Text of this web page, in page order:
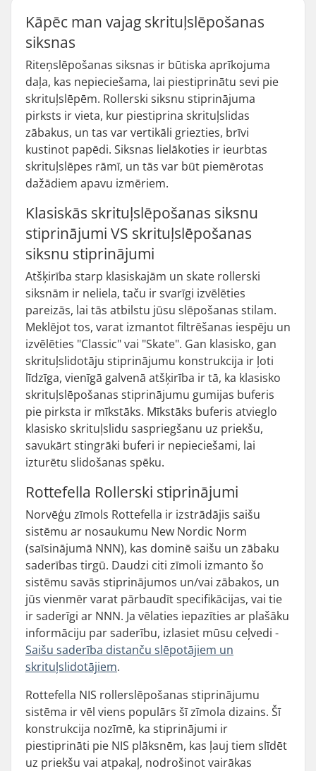
Kāpēc man vajag skrituļslēpošanas
siksnas
Riteņslēpošanas siksnas ir būtiska aprīkojuma
daļa, kas nepieciešama, lai piestiprinātu sevi pie
skrituļslēpēm. Rollerski siksnu stiprinājuma
pirksts ir vieta, kur piestiprina skrituļslidas
zābakus, un tas var vertikāli griezties, brīvi
kustinot papēdi. Siksnas lielākoties ir ieurbtas
skrituļslēpes rāmī, un tās var būt piemērotas
dažādiem apavu izmēriem.
Klasiskās skrituļslēpošanas siksnu
stiprinājumi VS skrituļslēpošanas
siksnu stiprinājumi
Atšķirība starp klasiskajām un skate rollerski
siksnām ir neliela, taču ir svarīgi izvēlēties
pareizās, lai tās atbilstu jūsu slēpošanas stilam.
Meklējot tos, varat izmantot filtrēšanas iespēju un
izvēlēties "Classic" vai "Skate". Gan klasisko, gan
skrituļslidotāju stiprinājumu konstrukcija ir ļoti
līdzīga, vienīgā galvenā atšķirība ir tā, ka klasisko
skrituļslēpošanas stiprinājumu gumijas buferis
pie pirksta ir mīkstāks. Mīkstāks buferis atvieglo
klasisko skrituļslidu saspriegšanu uz priekšu,
savukārt stingrāki buferi ir nepieciešami, lai
izturētu slidošanas spēku.
Rottefella Rollerski stiprinājumi
Norvēģu zīmols Rottefella ir izstrādājis saišu
sistēmu ar nosaukumu New Nordic Norm
(saīsinājumā NNN), kas dominē saišu un zābaku
saderības tirgū. Daudzi citi zīmoli izmanto šo
sistēmu savās stiprinājumos un/vai zābakos, un
jūs vienmēr varat pārbaudīt specifikācijas, vai tie
ir saderīgi ar NNN. Ja vēlaties iepazīties ar plašāku
informāciju par saderību, izlasiet mūsu ceļvedi -
Saišu saderība distanču slēpotājiem un
skrituļslidotājiem.
Rottefella NIS rollerslēpošanas stiprinājumu
sistēma ir vēl viens populārs šī zīmola dizains. Šī
konstrukcija nozīmē, ka stiprinājumi ir
piestiprināti pie NIS plāksnēm, kas ļauj tiem slīdēt
uz priekšu vai atpakaļ, nodrošinot vairākas